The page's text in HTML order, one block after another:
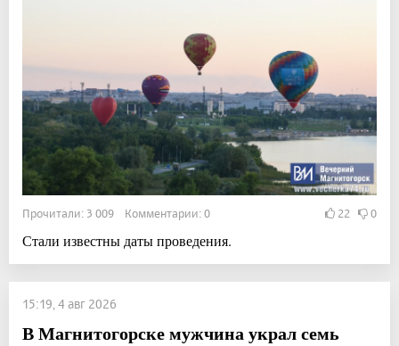
Прочитали: 3 009 Комментарии: 0 22 0
Стали известны даты проведения.
15:19, 4 авг 2026
В Магнитогорске мужчина украл семь